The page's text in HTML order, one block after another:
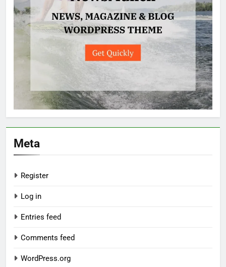
Meta
Register
Log in
Entries feed
Comments feed
WordPress.org